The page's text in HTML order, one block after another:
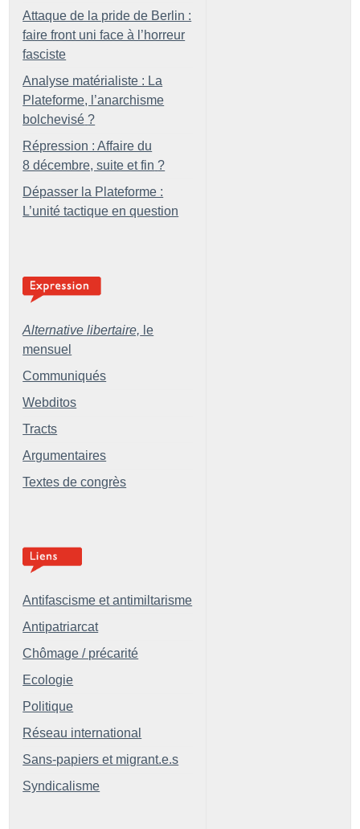
Attaque de la pride de Berlin :
faire front uni face à l’horreur
fasciste
Analyse matérialiste : La
Plateforme, l’anarchisme
bolchevisé ?
Répression : Affaire du
8 décembre, suite et fin ?
Dépasser la Plateforme :
L’unité tactique en question
Alternative libertaire, le
mensuel
Communiqués
Webditos
Tracts
Argumentaires
Textes de congrès
Antifascisme et antimiltarisme
Antipatriarcat
Chômage / précarité
Ecologie
Politique
Réseau international
Sans-papiers et migrant.e.s
Syndicalisme